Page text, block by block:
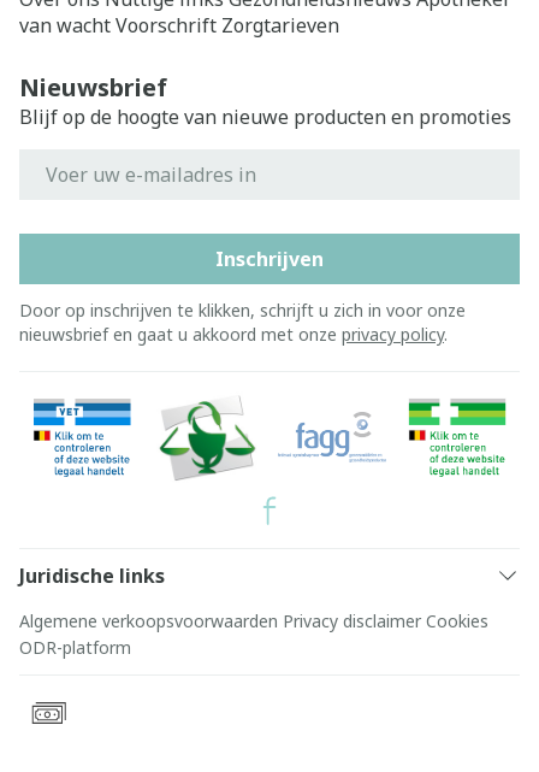
van wachtVoorschrift Zorgtarieven
Nieuwsbrief
Blijf op de hoogte van nieuwe producten en promoties
Inschrijven
Door op inschrijven te klikken, schrijft u zich in voor onze
nieuwsbrief en gaat u akkoord met onze privacy policy.
Juridische links
Algemene verkoopsvoorwaarden Privacy disclaimer Cookies
ODR-platform